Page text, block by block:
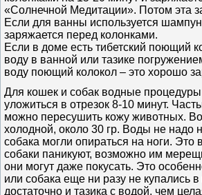
«Солнечной Медитации». Потом эта
Если для ванны используется
заряжается перед колонками.
Если в доме есть тибетский поющий
воду в ванной или тазике
воду поющий колокол – это хорошо
Для кошек и собак водные
уложиться в отрезок 8-10 минут.
можно пересушить кожу животных.
холодной, около 30 гр. Воды не надо
собака могли опираться на ноги.
собаки паникуют, возможно им
они могут даже покусать. Это
или собака еще ни разу не купались
достаточно и тазика с водой, чем